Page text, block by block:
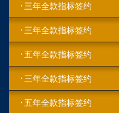
三年全款指标签约
三年全款指标签约
五年全款指标签约
三年全款指标签约
五年全款指标签约